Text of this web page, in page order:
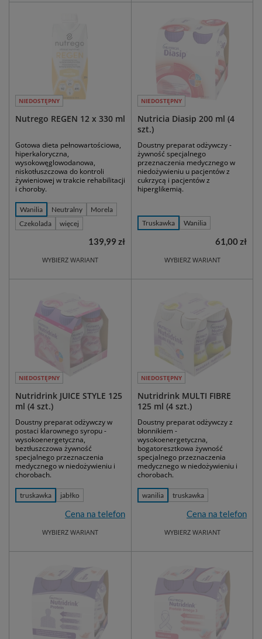
NIEDOSTĘPNY
Nutrego REGEN 12 x 330 ml
Gotowa dieta pełnowartościowa,
hiperkaloryczna,
wysokowęglowodanowa,
niskotłuszczowa do kontroli
żywieniowej w trakcie rehabilitacji
i choroby.
Wanilia Neutralny
Morela
Czekolada
więcej
WYBIERZ WARIANT
139,99 zł
NIEDOSTĘPNY
Nutricia Diasip 200 ml (4
szt.)
Doustny preparat odżywczy -
żywność specjalnego
przeznaczenia medycznego w
niedożywieniu u pacjentów z
cukrzycą i pacjentów z
hiperglikemią.
Truskawka Wanilia
WYBIERZ WARIANT
61,00 zł
NIEDOSTĘPNY
Nutridrink JUICE STYLE 125
ml (4 szt.)
Doustny preparat odżywczy w
postaci klarownego syropu -
wysokoenergetyczna,
beztłuszczowa żywność
specjalnego przeznaczenia
medycznego w niedożywieniu i
chorobach.
truskawka jabłko
WYBIERZ WARIANT
Cena na telefon
NIEDOSTĘPNY
Nutridrink MULTI FIBRE
125 ml (4 szt.)
Doustny preparat odżywczy z
błonnikiem -
wysokoenergetyczna,
bogatoresztkowa żywność
specjalnego przeznaczenia
medycznego w niedożywieniu i
chorobach.
wanilia truskawka
WYBIERZ WARIANT
Cena na telefon